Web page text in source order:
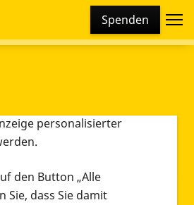
Spenden
verschiedene Cookies und
beinhaltet Cookies und
personalisierter
den Button „Alle
Sie, dass Sie damit